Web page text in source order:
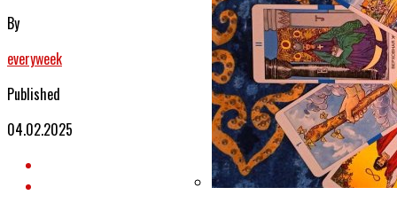
By
everyweek
Published
04.02.2025